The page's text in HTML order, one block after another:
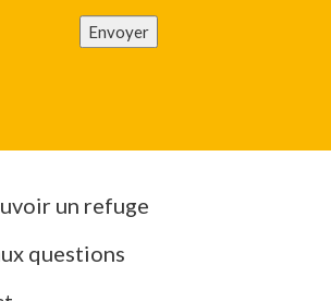
Envoyer
un refuge
questions